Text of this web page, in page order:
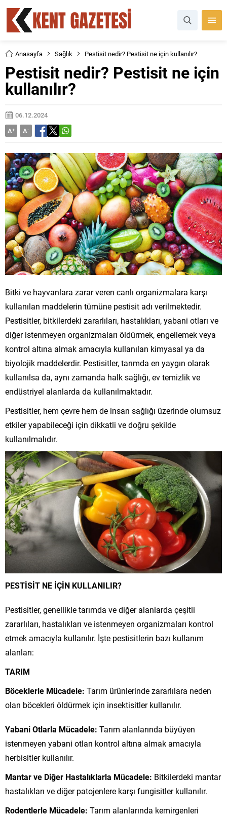
Anasayfa Sağlık Pestisit nedir? Pestisit ne için kullanılır?
Pestisit nedir? Pestisit ne için
kullanılır?
06.12.2024
A+ A-
Bitki ve hayvanlara zarar veren canlı organizmalara karşı
kullanılan maddelerin tümüne pestisit adı verilmektedir.
Pestisitler, bitkilerdeki zararlıları, hastalıkları, yabani otları ve
diğer istenmeyen organizmaları öldürmek, engellemek veya
kontrol altına almak amacıyla kullanılan kimyasal ya da
biyolojik maddelerdir. Pestisitler, tarımda en yaygın olarak
kullanılsa da, aynı zamanda halk sağlığı, ev temizlik ve
endüstriyel alanlarda da kullanılmaktadır.
Pestisitler, hem çevre hem de insan sağlığı üzerinde olumsuz
etkiler yapabileceği için dikkatli ve doğru şekilde
kullanılmalıdır.
PESTİSİT NE İÇİN KULLANILIR?
Pestisitler, genellikle tarımda ve diğer alanlarda çeşitli
zararlıları, hastalıkları ve istenmeyen organizmaları kontrol
etmek amacıyla kullanılır. İşte pestisitlerin bazı kullanım
alanları:
TARIM
Böceklerle Mücadele: Tarım ürünlerinde zararlılara neden
olan böcekleri öldürmek için insektisitler kullanılır.
Yabani Otlarla Mücadele: Tarım alanlarında büyüyen
istenmeyen yabani otları kontrol altına almak amacıyla
herbisitler kullanılır.
Mantar ve Diğer Hastalıklarla Mücadele: Bitkilerdeki mantar
hastalıkları ve diğer patojenlere karşı fungisitler kullanılır.
Rodentlerle Mücadele: Tarım alanlarında kemirgenleri